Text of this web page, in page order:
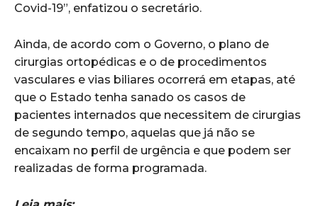
Covid-19”, enfatizou o secretário.
Ainda, de acordo com o Governo, o plano de
cirurgias ortopédicas e o de procedimentos
vasculares e vias biliares ocorrerá em etapas, até
que o Estado tenha sanado os casos de
pacientes internados que necessitem de cirurgias
de segundo tempo, aquelas que já não se
encaixam no perfil de urgência e que podem ser
realizadas de forma programada.